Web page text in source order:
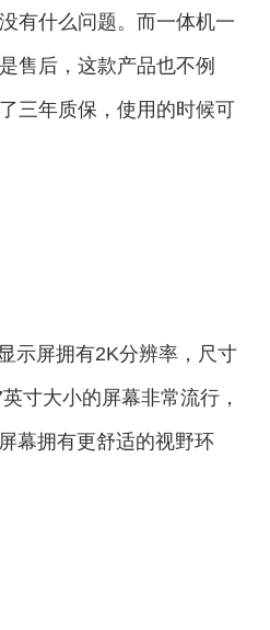
有什么问题。而一体机一
售后，这款产品也不例
三年质保，使用的时候可
示屏拥有2K分辨率，尺寸
寸大小的屏幕非常流行，
幕拥有更舒适的视野环